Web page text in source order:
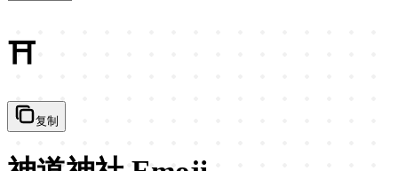
⛩️
复制